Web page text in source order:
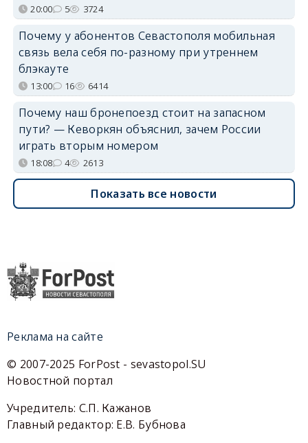
20:00 5 3724
Почему у абонентов Севастополя мобильная
связь вела себя по-разному при утреннем
блэкауте
13:00 16 6414
Почему наш бронепоезд стоит на запасном
пути? — Кеворкян объяснил, зачем России
играть вторым номером
18:08 4 2613
Показать все новости
Реклама на сайте
© 2007-2025 ForPost - sevastopol.SU
Новостной портал
Учредитель: С.П. Кажанов
Главный редактор: Е.В. Бубнова